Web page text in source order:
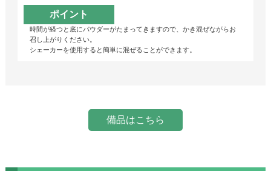
ポイント
時間が経つと底にパウダーがたまってきますので、かき混ぜながらお
召し上がりください。
シェーカーを使用すると簡単に混ぜることができます。
備品はこちら